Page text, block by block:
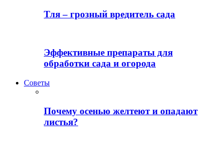
Тля – грозный вредитель сада
Эффективные препараты для
обработки сада и огорода
Советы
Почему осенью желтеют и опадают
листья?